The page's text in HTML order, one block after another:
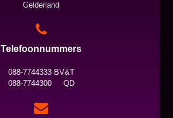
Gelderland
Telefoonnummers
088-7744333 BV&T
088-7744300 QD